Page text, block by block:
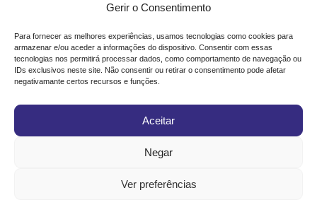
Gerir o Consentimento
Para fornecer as melhores experiências, usamos tecnologias como cookies para
armazenar e/ou aceder a informações do dispositivo. Consentir com essas
tecnologias nos permitirá processar dados, como comportamento de navegação ou
IDs exclusivos neste site. Não consentir ou retirar o consentimento pode afetar
negativamante certos recursos e funções.
Aceitar
Negar
Ver preferências
The English Centre
Política Privacidade